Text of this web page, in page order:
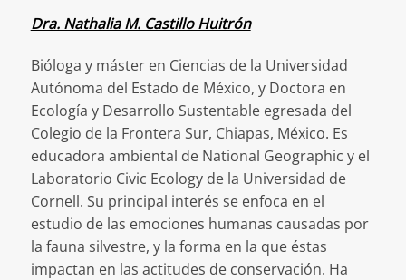
Dra. Nathalia M. Castillo Huitrón
Bióloga y máster en Ciencias de la Universidad
Autónoma del Estado de México, y Doctora en
Ecología y Desarrollo Sustentable egresada del
Colegio de la Frontera Sur, Chiapas, México. Es
educadora ambiental de National Geographic y el
Laboratorio Civic Ecology de la Universidad de
Cornell. Su principal interés se enfoca en el
estudio de las emociones humanas causadas por
la fauna silvestre, y la forma en la que éstas
impactan en las actitudes de conservación. Ha